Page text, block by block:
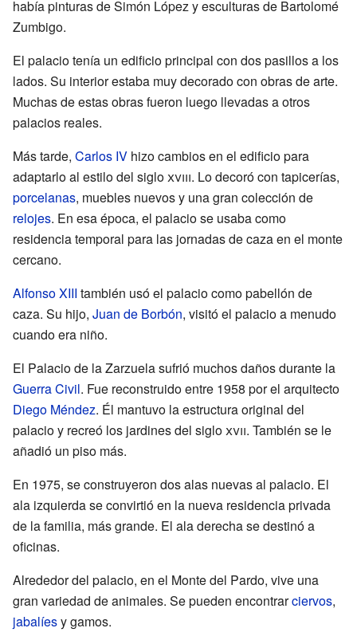
había pinturas de Simón López y esculturas de Bartolomé
Zumbigo.
El palacio tenía un edificio principal con dos pasillos a los
lados. Su interior estaba muy decorado con obras de arte.
Muchas de estas obras fueron luego llevadas a otros
palacios reales.
Más tarde, Carlos IV hizo cambios en el edificio para
adaptarlo al estilo del sigloxviii. Lo decoró con tapicerías,
porcelanas, muebles nuevos y una gran colección de
relojes. En esa época, el palacio se usaba como
residencia temporal para las jornadas de caza en el monte
cercano.
Alfonso XIII también usó el palacio como pabellón de
caza. Su hijo, Juan de Borbón, visitó el palacio a menudo
cuando era niño.
El Palacio de la Zarzuela sufrió muchos daños durante la
Guerra Civil. Fue reconstruido entre 1958 por el arquitecto
Diego Méndez. Él mantuvo la estructura original del
palacio y recreó los jardines del sigloxvii. También se le
añadió un piso más.
En 1975, se construyeron dos alas nuevas al palacio. El
ala izquierda se convirtió en la nueva residencia privada
de la familia, más grande. El ala derecha se destinó a
oficinas.
Alrededor del palacio, en el Monte del Pardo, vive una
gran variedad de animales. Se pueden encontrarciervos,
jabalíesy gamos.